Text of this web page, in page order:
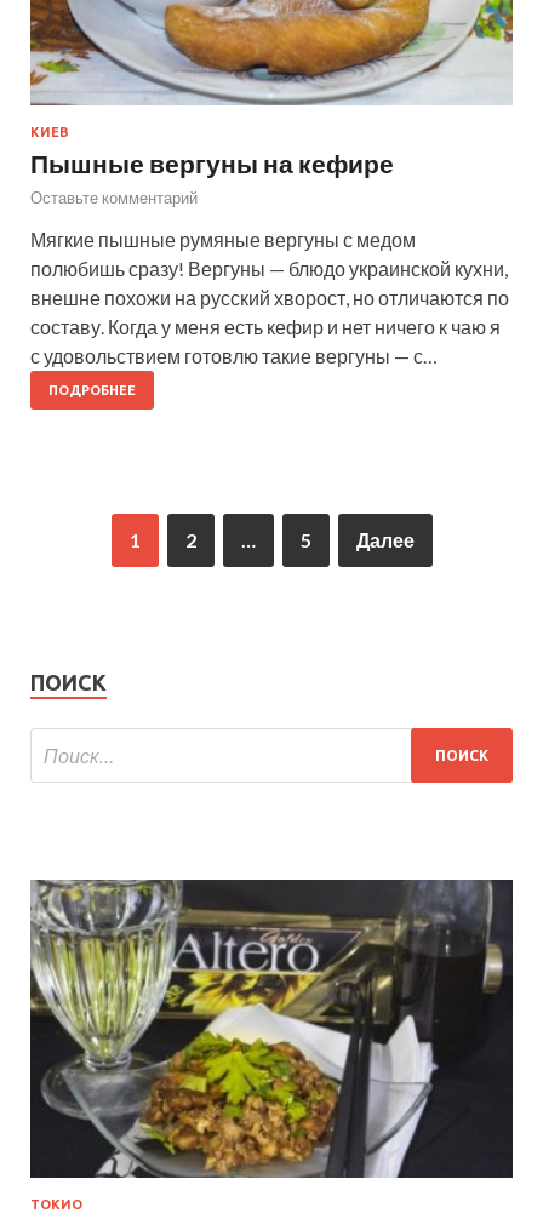
КИЕВ
Пышные вергуны на кефире
Оставьте комментарий
Мягкие пышные румяные вергуны с медом
полюбишь сразу! Вергуны — блюдо украинской кухни,
внешне похожи на русский хворост, но отличаются по
составу. Когда у меня есть кефир и нет ничего к чаю я
с удовольствием готовлю такие вергуны — с…
ПОДРОБНЕЕ
1 2 … 5 Далее
ПОИСК
ТОКИО